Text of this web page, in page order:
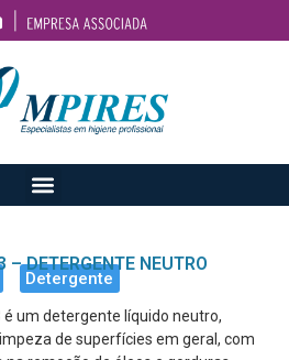
Detergente
– DETERGENTE NEUTRO
é um detergente líquido neutro,
de superfícies em geral, com